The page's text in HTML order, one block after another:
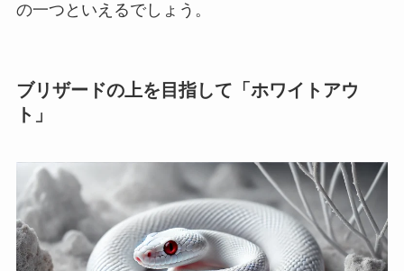
の一つといえるでしょう。
ブリザードの上を目指して「ホワイトアウ
ト」